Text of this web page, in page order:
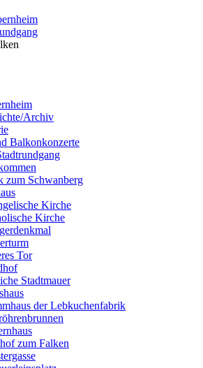
Archiv
Balkonkonzerte
zum Schwanberg
Kirche
Kirche
Tor
Stadtmauer
der Lebkuchenfabrik
zum Falken